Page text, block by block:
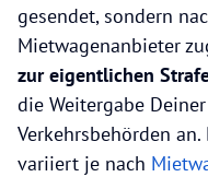
gesendet, sondern
Mietwagenanbieter
zur eigentlichen
die Weitergabe
Verkehrsbehörden
variiert je nach